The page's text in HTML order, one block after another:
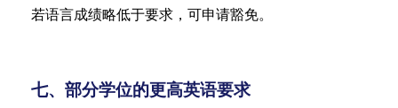
若语言成绩略低于要求，可申请豁免。
七、部分学位的更高英语要求